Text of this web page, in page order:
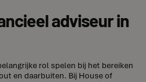
adviseur in
rol spelen bij het bereiken
en daarbuiten. Bij House of